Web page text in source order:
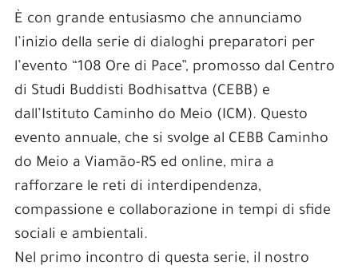
È con grande entusiasmo che annunciamo
l’inizio della serie di dialoghi preparatori per
l’evento “108 Ore di Pace”, promosso dal Centro
di Studi Buddisti Bodhisattva (CEBB) e
dall’Istituto Caminho do Meio (ICM). Questo
evento annuale, che si svolge al CEBB Caminho
do Meio a Viamão-RS ed online, mira a
rafforzare le reti di interdipendenza,
compassione e collaborazione in tempi di sfide
sociali e ambientali.
Nel primo incontro di questa serie, il nostro